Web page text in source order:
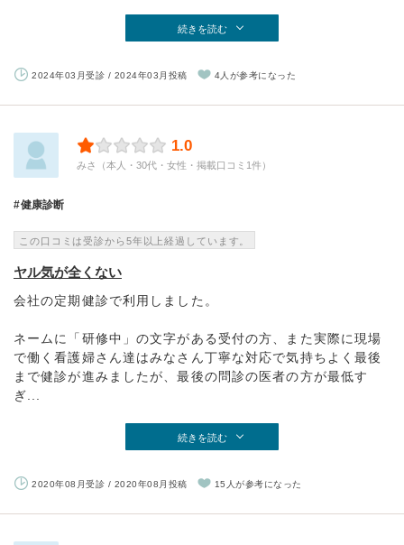
続きを読む
2024年03月受診 / 2024年03月投稿 4人が参考になった
1.0
みさ（本人・30代・女性・掲載口コミ1件）
健康診断
この口コミは受診から5年以上経過しています。
ヤル気が全くない
会社の定期健診で利用しました。
ネームに「研修中」の文字がある受付の方、また実際に現場
で働く看護婦さん達はみなさん丁寧な対応で気持ちよく最後
まで健診が進みましたが、最後の問診の医者の方が最低す
ぎ...
続きを読む
2020年08月受診 / 2020年08月投稿 15人が参考になった